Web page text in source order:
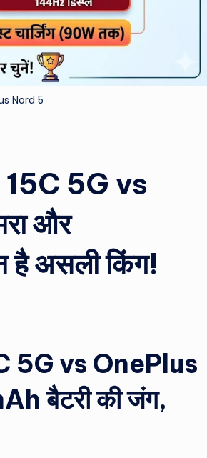
&
M
o
N
e
w
s
u
n
d
Nord 5
5G vs
और
है असली किंग!
5G vs OnePlus
बैटरी की जंग,